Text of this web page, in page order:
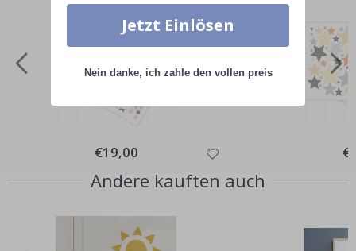
Special
Price
€19,00
Andere kauften auch
Jetzt Einlösen
Nein danke, ich zahle den vollen preis